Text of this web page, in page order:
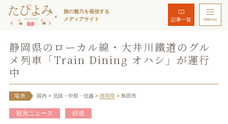
旅の魅力を発信する
メディアサイト
記事一覧 menu
静岡県のローカル線・大井川鐵道のグル
メ列車「Train Dining オハシ」が運行
中
場所 国内 > 北陸・中部・信越 > 静岡県 > 島田市
観光ニュース 鉄道